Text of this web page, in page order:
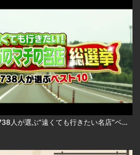
どさんこ総選挙！道民3738人が選ぶ“遠くても行きたい名店”ベスト10 2026-08-06